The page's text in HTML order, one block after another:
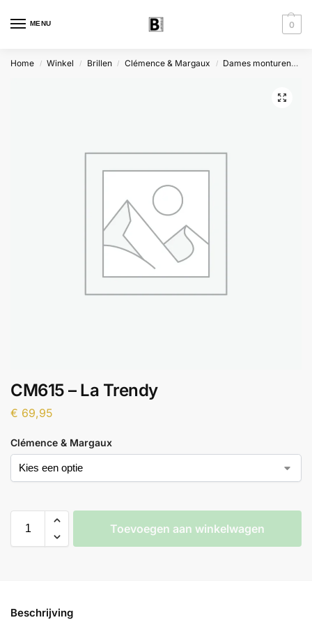
MENU 0
Home / Winkel / Brillen / Clémence & Margaux / Dames monturen
CM615 – La Trendy
€ 69,95
Clémence & Margaux
Toevoegen aan winkelwagen
Beschrijving